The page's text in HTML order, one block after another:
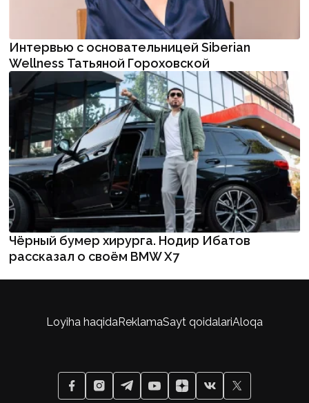
Интервью с основательницей Siberian
Wellness Татьяной Гороховской
Чёрный бумер хирурга. Нодир Ибатов
рассказал о своём BMW X7
Loyiha haqidaReklamaSayt qoidalariAloqa